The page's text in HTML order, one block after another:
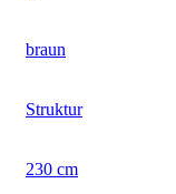
braun
Struktur
230 cm